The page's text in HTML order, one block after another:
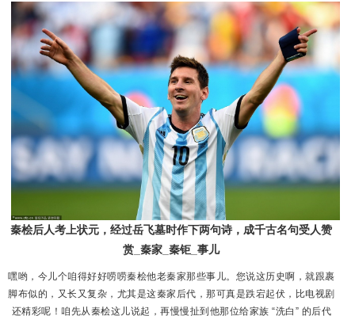
和3所新型研究型大学。 今年我国职业本科院校计划招生规模将达到55万
人，自2019年全国首批“职业本科大学”诞生起，短短几年间...
秦桧后人考上状元，经过岳飞墓时作下两句诗，成千古名句受人赞
赏_秦家_秦钜_事儿
嘿哟，今儿个咱得好好唠唠秦桧他老秦家那些事儿。您说这历史啊，就跟裹
脚布似的，又长又复杂，尤其是这秦家后代，那可真是跌宕起伏，比电视剧
还精彩呢！咱先从秦桧这儿说起，再慢慢扯到他那位给家族 “洗白” 的后代